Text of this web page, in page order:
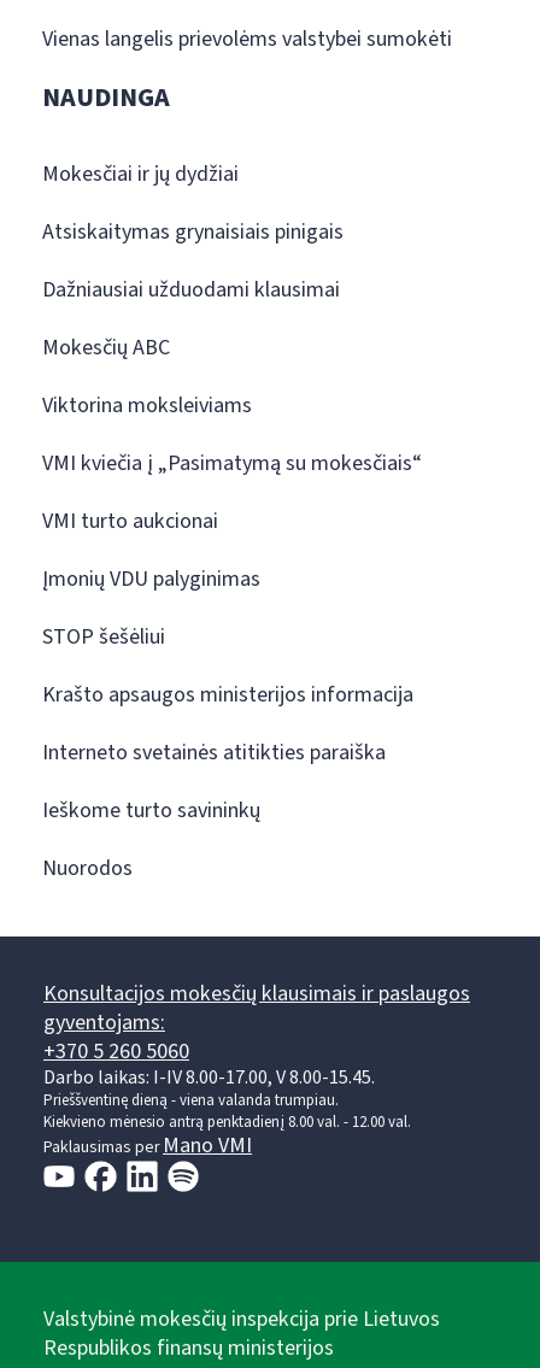
Vienas langelis prievolėms valstybei sumokėti
NAUDINGA
Mokesčiai ir jų dydžiai
Atsiskaitymas grynaisiais pinigais
Dažniausiai užduodami klausimai
Mokesčių ABC
Viktorina moksleiviams
VMI kviečia į „Pasimatymą su mokesčiais“
VMI turto aukcionai
Įmonių VDU palyginimas
STOP šešėliui
Krašto apsaugos ministerijos informacija
Interneto svetainės atitikties paraiška
Ieškome turto savininkų
Nuorodos
Konsultacijos mokesčių klausimais ir paslaugos
gyventojams:
+370 5 260 5060
Darbo laikas: I-IV 8.00-17.00, V 8.00-15.45.
Prieššventinę dieną - viena valanda trumpiau.
Kiekvieno mėnesio antrą penktadienį 8.00 val. - 12.00 val.
Paklausimas perMano VMI
Valstybinė mokesčių inspekcija prie Lietuvos
Respublikos finansų ministerijos